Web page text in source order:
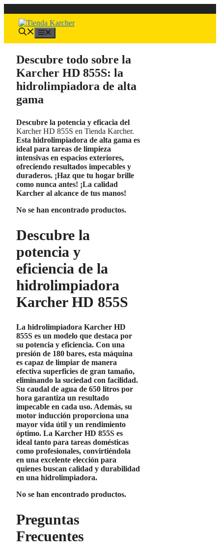
al
contenido
Descubre todo sobre la
Karcher HD 855S: la
hidrolimpiadora de alta
gama
Descubre la potencia y eficacia del
Karcher HD 855S en Tienda Karcher.
Esta hidrolimpiadora de alta gama es
ideal para tareas de limpieza
intensivas en espacios exteriores,
ofreciendo resultados impecables y
duraderos. ¡Haz que tu hogar brille
como nunca antes! ¡La calidad
Karcher al alcance de tus manos!
No se han encontrado productos.
Descubre la
potencia y
eficiencia de la
hidrolimpiadora
Karcher HD 855S
La hidrolimpiadora Karcher HD
855S es un modelo que destaca por
su potencia y eficiencia. Con una
presión de 180 bares, esta máquina
es capaz de limpiar de manera
efectiva superficies de gran tamaño,
eliminando la suciedad con facilidad.
Su caudal de agua de 650 litros por
hora garantiza un resultado
impecable en cada uso. Además, su
motor inducción proporciona una
mayor vida útil y un rendimiento
óptimo. La Karcher HD 855S es
ideal tanto para tareas domésticas
como profesionales, convirtiéndola
en una excelente elección para
quienes buscan calidad y durabilidad
en una hidrolimpiadora.
No se han encontrado productos.
Preguntas
Frecuentes